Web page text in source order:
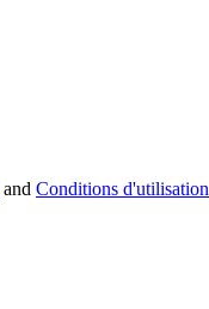
and Conditions d'utilisation